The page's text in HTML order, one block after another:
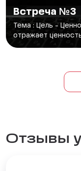
Встреча №3
Тема : Цель -
отражает
Отзывы